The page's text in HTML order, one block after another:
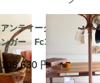
アンティークコートハ
ンガー Fc3030A
108,630 円